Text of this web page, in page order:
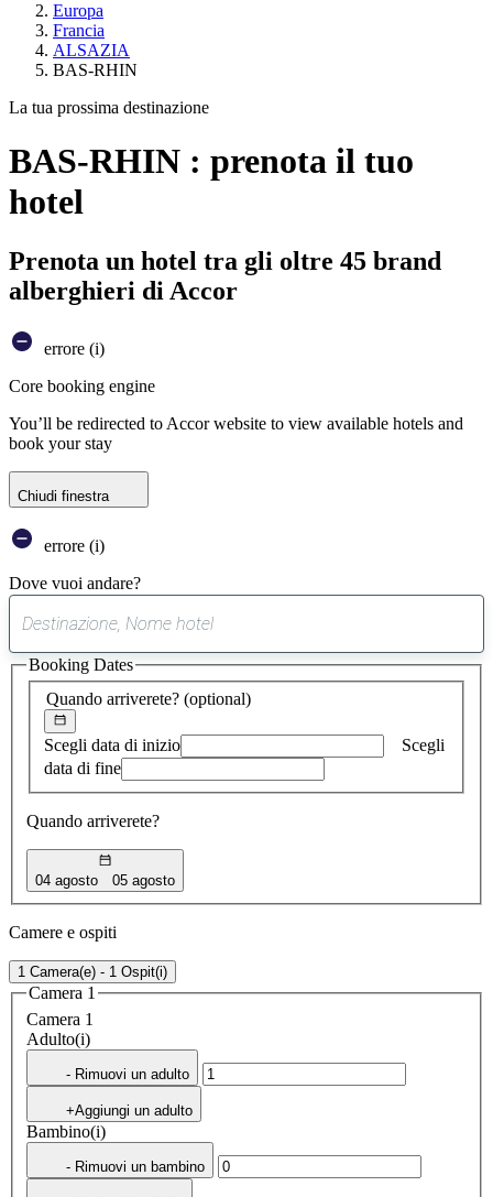
Europa
Francia
ALSAZIA
BAS-RHIN
La tua prossima destinazione
BAS-RHIN : prenota il tuo
hotel
Prenota un hotel tra gli oltre 45 brand
alberghieri di Accor
errore (i)
Core booking engine
You’ll be redirected to Accor website to view available hotels and
book your stay
Chiudi finestra
errore (i)
Dove vuoi andare?
suggerimento
trovato
Quando arriverete? (optional)
Scegli data di inizio
Scegli
data di fine
Quando arriverete?
04 agosto 05 agosto
Booking Dates
Camere e ospiti
1 Camera(e) - 1 Ospit(i)
Camera 1
Camera 1
Adulto(i)
- Rimuovi un adulto
+Aggiungi un adulto
Bambino(i)
- Rimuovi un bambino